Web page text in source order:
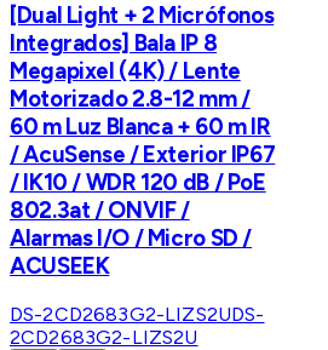
[Dual Light + 2 Micrófonos
Integrados] Bala IP 8
Megapixel (4K) / Lente
Motorizado 2.8-12 mm /
60 m Luz Blanca + 60 m IR
/ AcuSense / Exterior IP67
/ IK10 / WDR 120 dB / PoE
802.3at / ONVIF /
Alarmas I/O / Micro SD /
ACUSEEK
DS-2CD2683G2-LIZS2UDS-
2CD2683G2-LIZS2U